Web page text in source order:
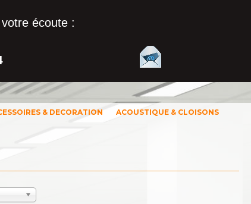
écoute :
& DECORATION ACOUSTIQUE & CLOISONS